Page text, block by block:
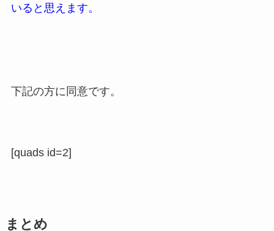
いると思えます。
下記の方に同意です。
[quads id=2]
まとめ